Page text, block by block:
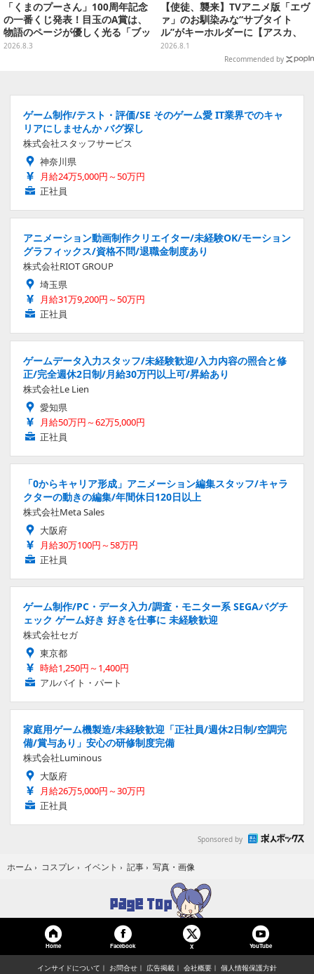
「くまのプーさん」100周年記念
の一番くじ発表！目玉のA賞は、
物語のページが優しく光る「ブッ
クシェイプドライト」
2026.8.3
【使徒、襲来】TVアニメ版「エヴ
ァ」のお馴染みな“サブタイト
ル”がキーホルダーに【アスカ、
来日】
2026.8.1
Recommended by
ゲーム制作/テスト・評価/SE そのゲーム愛 IT業界でのキャ
リアにしませんか バグ探し
株式会社スタッフサービス
神奈川県
月給24万5,000円～50万円
正社員
アニメーション動画制作クリエイター/未経験OK/モーション
グラフィックス/資格不問/退職金制度あり
株式会社RIOT GROUP
埼玉県
月給31万9,200円～50万円
正社員
ゲームデータ入力スタッフ/未経験歓迎/入力内容の照合と修
正/完全週休2日制/月給30万円以上可/昇給あり
株式会社Le Lien
愛知県
月給50万円～62万5,000円
正社員
「0からキャリア形成」アニメーション編集スタッフ/キャラ
クターの動きの編集/年間休日120日以上
株式会社Meta Sales
大阪府
月給30万100円～58万円
正社員
ゲーム制作/PC・データ入力/調査・モニター系 SEGAバグチ
ェック ゲーム好き 好きを仕事に 未経験歓迎
株式会社セガ
東京都
時給1,250円～1,400円
アルバイト・パート
家庭用ゲーム機製造/未経験歓迎「正社員/週休2日制/空調完
備/賞与あり」安心の研修制度完備
株式会社Luminous
大阪府
月給26万5,000円～30万円
正社員
Sponsored by
ホーム › コスプレ › イベント › 記事 › 写真・画像
Home Facebook X YouTube
インサイドについて お問合せ 広告掲載 会社概要 個人情報保護方針